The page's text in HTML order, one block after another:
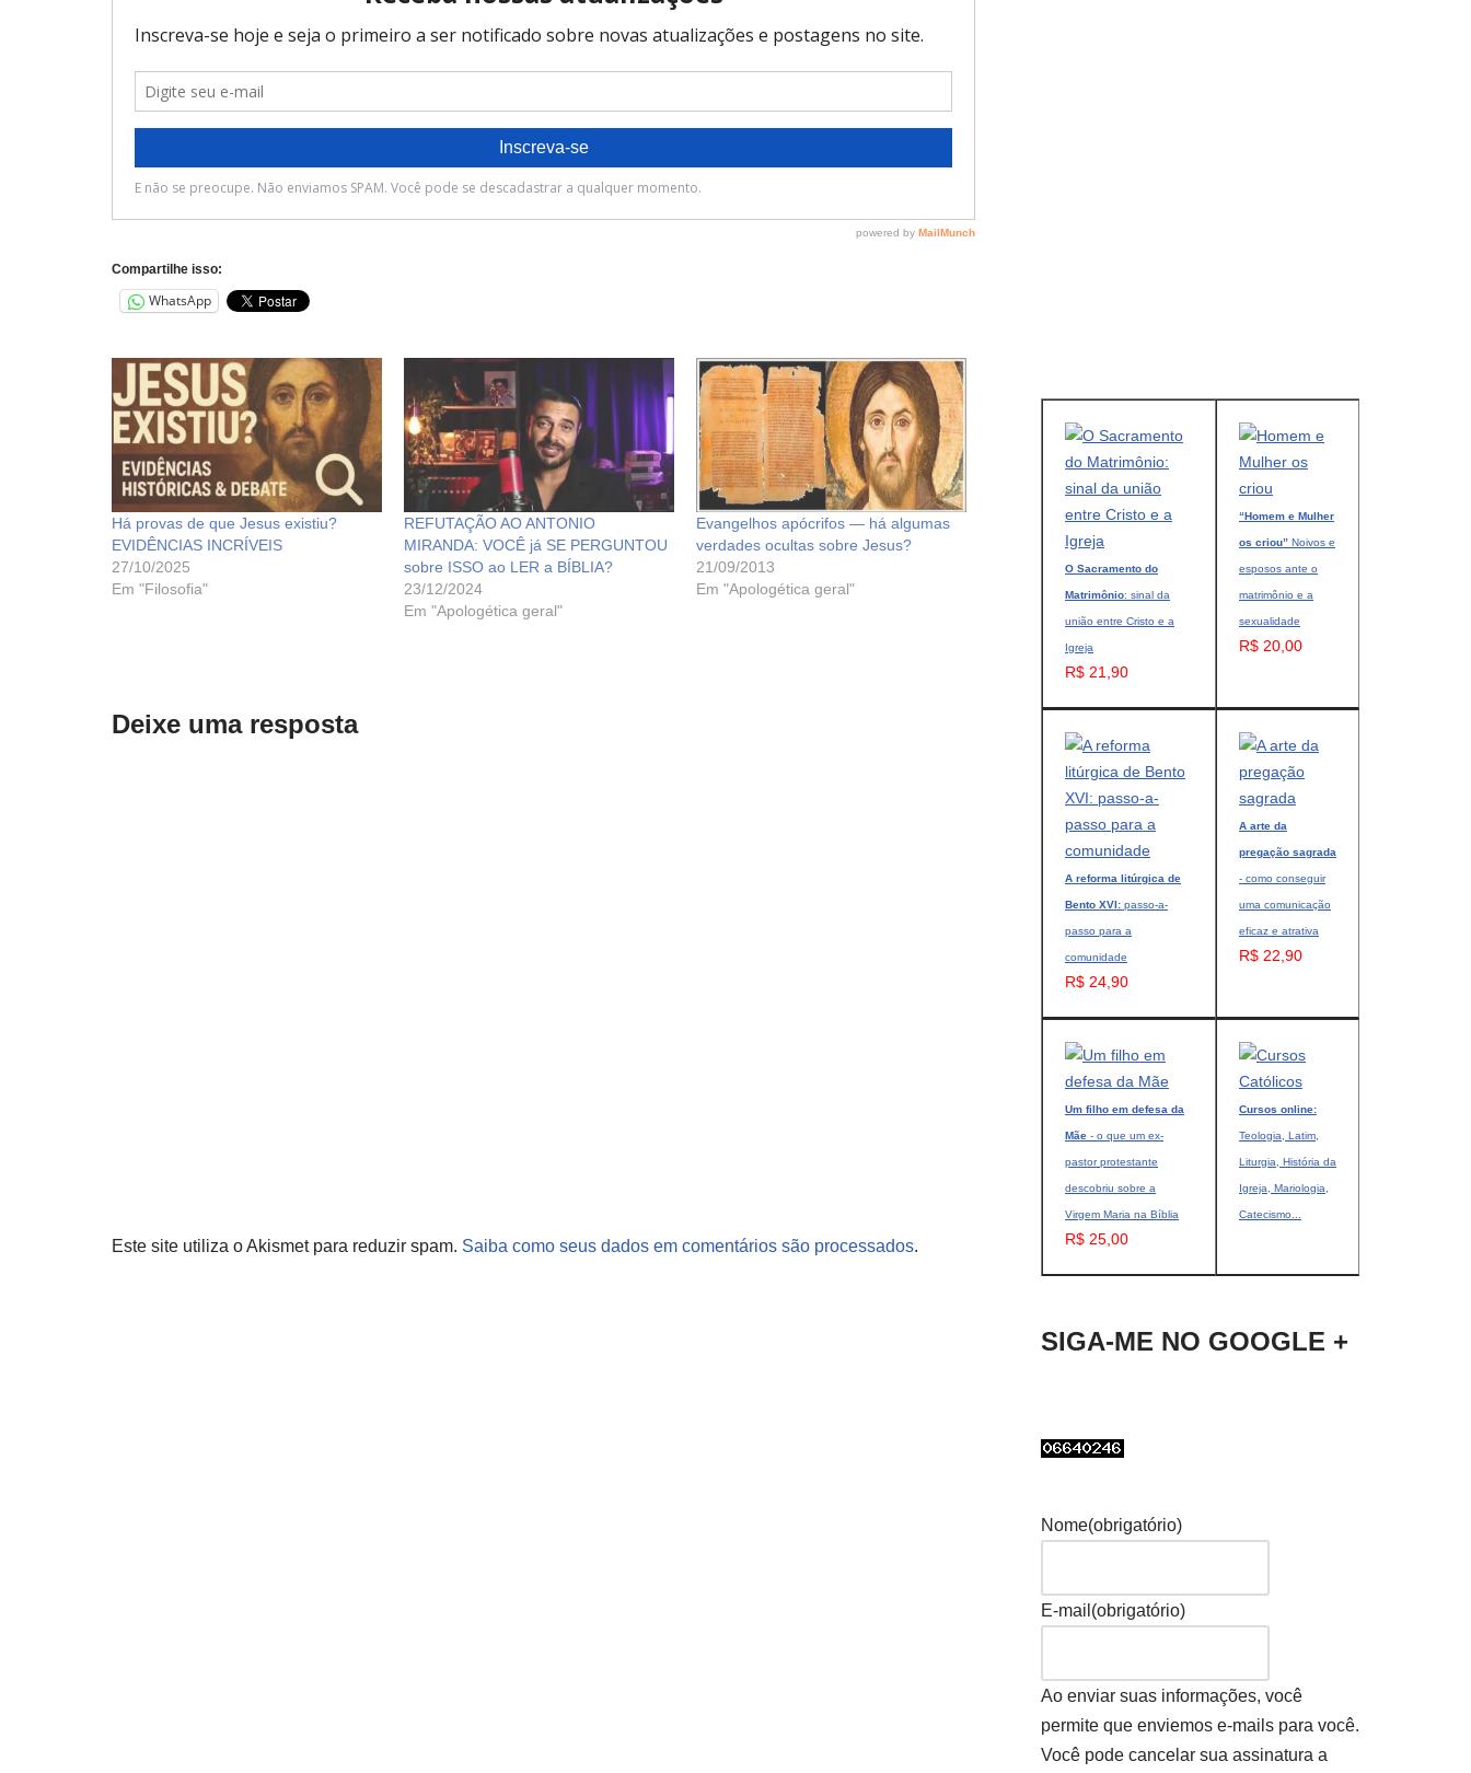
Compartilhe isso:
WhatsApp
Há provas de que Jesus existiu?
EVIDÊNCIAS INCRÍVEIS
27/10/2025
Em "Filosofia"
REFUTAÇÃO AO ANTONIO
MIRANDA: VOCÊ já SE PERGUNTOU
sobre ISSO ao LER a BÍBLIA?
23/12/2024
Em "Apologética geral"
Evangelhos apócrifos — há algumas
verdades ocultas sobre Jesus?
21/09/2013
Em "Apologética geral"
Deixe uma resposta
Este site utiliza o Akismet para reduzir spam. Saiba como seus dados em comentários são processados.
O Sacramento do
Matrimônio: sinal da
união entre Cristo e a
Igreja
R$ 21,90
“Homem e Mulher
os criou” Noivos e
esposos ante o
matrimônio e a
sexualidade
R$ 20,00
A reforma litúrgica de
Bento XVI: passo-a-
passo para a
comunidade
R$ 24,90
A arte da
pregação sagrada
- como conseguir
uma comunicação
eficaz e atrativa
R$ 22,90
Um filho em defesa da
Mãe - o que um ex-
pastor protestante
descobriu sobre a
Virgem Maria na Bíblia
R$ 25,00
Cursos online:
Teologia, Latim,
Liturgia, História da
Igreja, Mariologia,
Catecismo...
SIGA-ME NO GOOGLE +
Nome(obrigatório)
E-mail (obrigatório)
Ao enviar suas informações, você
permite que enviemos e-mails para você.
Você pode cancelar sua assinatura a